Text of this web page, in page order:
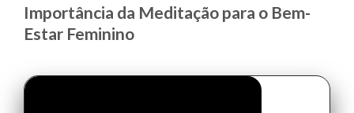
Importância da Meditação para o Bem-
Estar Feminino